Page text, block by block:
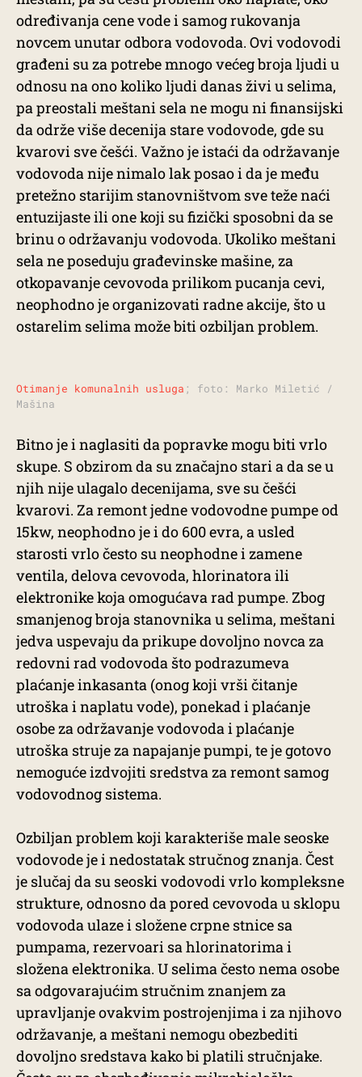
određivanja cene vode i samog rukovanja
novcem unutar odbora vodovoda. Ovi vodovodi
građeni su za potrebe mnogo većeg broja ljudi u
odnosu na ono koliko ljudi danas živi u selima,
pa preostali meštani sela ne mogu ni finansijski
da održe više decenija stare vodovode, gde su
kvarovi sve češći. Važno je istaći da održavanje
vodovoda nije nimalo lak posao i da je među
pretežno starijim stanovništvom sve teže naći
entuzijaste ili one koji su fizički sposobni da se
brinu o održavanju vodovoda. Ukoliko meštani
sela ne poseduju građevinske mašine, za
otkopavanje cevovoda prilikom pucanja cevi,
neophodno je organizovati radne akcije, što u
ostarelim selima može biti ozbiljan problem.
Otimanje komunalnih usluga ; foto: Marko Miletić /
Mašina
Bitno je i naglasiti da popravke mogu biti vrlo
skupe. S obzirom da su značajno stari a da se u
njih nije ulagalo decenijama, sve su češći
kvarovi. Za remont jedne vodovodne pumpe od
15kw, neophodno je i do 600 evra, a usled
starosti vrlo često su neophodne i zamene
ventila, delova cevovoda, hlorinatora ili
elektronike koja omogućava rad pumpe. Zbog
smanjenog broja stanovnika u selima, meštani
jedva uspevaju da prikupe dovoljno novca za
redovni rad vodovoda što podrazumeva
plaćanje inkasanta (onog koji vrši čitanje
utroška i naplatu vode), ponekad i plaćanje
osobe za održavanje vodovoda i plaćanje
utroška struje za napajanje pumpi, te je gotovo
nemoguće izdvojiti sredstva za remont samog
vodovodnog sistema.
Ozbiljan problem koji karakteriše male seoske
vodovode je i nedostatak stručnog znanja. Čest
je slučaj da su seoski vodovodi vrlo kompleksne
strukture, odnosno da pored cevovoda u sklopu
vodovoda ulaze i složene crpne stnice sa
pumpama, rezervoari sa hlorinatorima i
složena elektronika. U selima često nema osobe
sa odgovarajućim stručnim znanjem za
upravljanje ovakvim postrojenjima i za njihovo
održavanje, a meštani nemogu obezbediti
dovoljno sredstava kako bi platili stručnjake.